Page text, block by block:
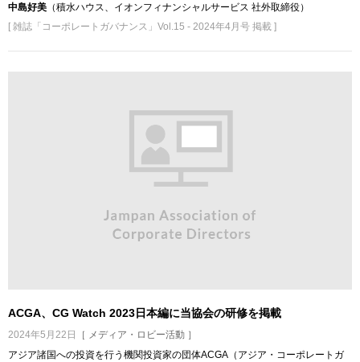
中島好美 （積水ハウス、イオンフィナンシャルサービス 社外取締役）
[ 雑誌「コーポレートガバナンス」Vol.15 - 2024年4月号 掲載 ]
ACGA、CG Watch 2023日本編に当協会の研修を掲載
2024年5月22日
［ メディア・ロビー活動 ］
アジア諸国への投資を行う機関投資家の団体ACGA（アジア・コーポレートガ